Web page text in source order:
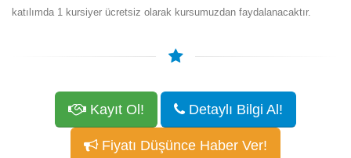
katılımda 1 kursiyer ücretsiz olarak kursumuzdan faydalanacaktır.
Kayıt Ol! Detaylı Bilgi Al!
Fiyatı Düşünce Haber Ver!